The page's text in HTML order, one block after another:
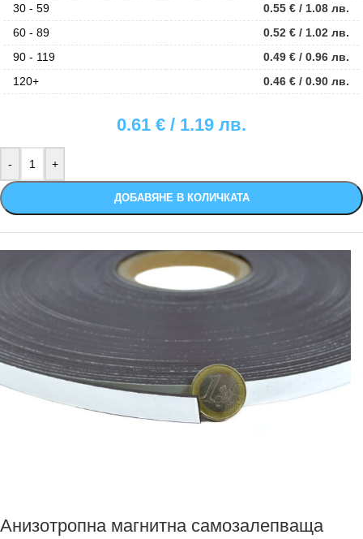
30 - 59
0.55€ / 1.08 лв.
60 - 89
0.52€ / 1.02 лв.
90 - 119
0.49€ / 0.96 лв.
120+
0.46€ / 0.90 лв.
0.61 € / 1.19 лв.
ДОБАВЯНЕ В КОЛИЧКАТА
Анизотропна магнитна самозалепваща